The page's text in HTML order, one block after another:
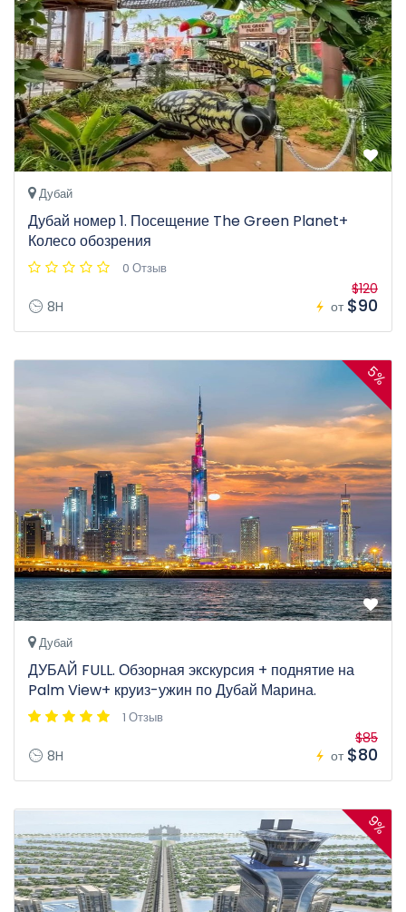
Дубай
Дубай номер 1. Посещение The Green Planet+
Колесо обозрения
0 Отзыв
8H от
$120
$90
5%
Дубай
ДУБАЙ FULL. Обзорная экскурсия + поднятие на
Palm View+ круиз-ужин по Дубай Марина.
1 Отзыв
8H от
$85
$80
9%